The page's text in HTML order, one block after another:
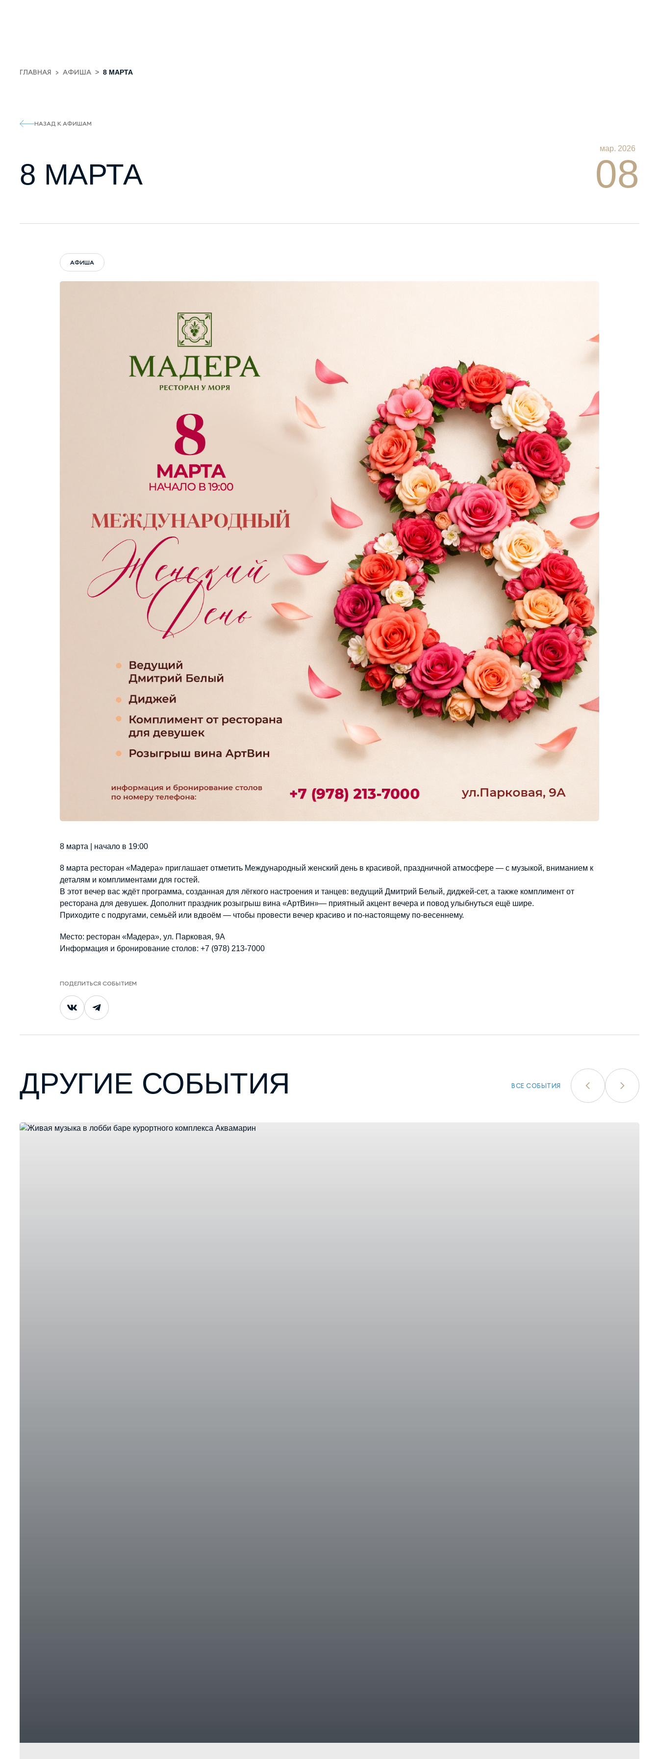
ГЛАВНАЯ АФИША 8 МАРТА
НАЗАД К АФИШАМ
8 МАРТА
мар. 2026
08
АФИША
8 марта | начало в 19:00
8 марта ресторан «Мадера» приглашает отметить Международный женский день в красивой, праздничной атмосфере — с музыкой, вниманием к
деталям и комплиментами для гостей.
В этот вечер вас ждёт программа, созданная для лёгкого настроения и танцев: ведущий Дмитрий Белый, диджей-сет, а также комплимент от
ресторана для девушек. Дополнит праздник розыгрыш вина «АртВин»— приятный акцент вечера и повод улыбнуться ещё шире.
Приходите с подругами, семьёй или вдвоём — чтобы провести вечер красиво и по-настоящему по-весеннему.
Место: ресторан «Мадера», ул. Парковая, 9А
Информация и бронирование столов: +7 (978) 213-7000
ПОДЕЛИТЬСЯ СОБЫТИЕМ
ДРУГИЕ СОБЫТИЯ ВСЕ СОБЫТИЯ